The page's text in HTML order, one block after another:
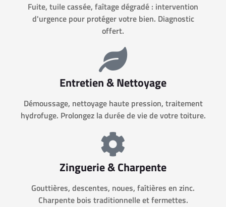
Fuite, tuile cassée, faîtage dégradé : intervention
d'urgence pour protéger votre bien. Diagnostic
offert.
Entretien & Nettoyage
Démoussage, nettoyage haute pression, traitement
hydrofuge. Prolongez la durée de vie de votre toiture.
Zinguerie & Charpente
Gouttières, descentes, noues, faîtières en zinc.
Charpente bois traditionnelle et fermettes.